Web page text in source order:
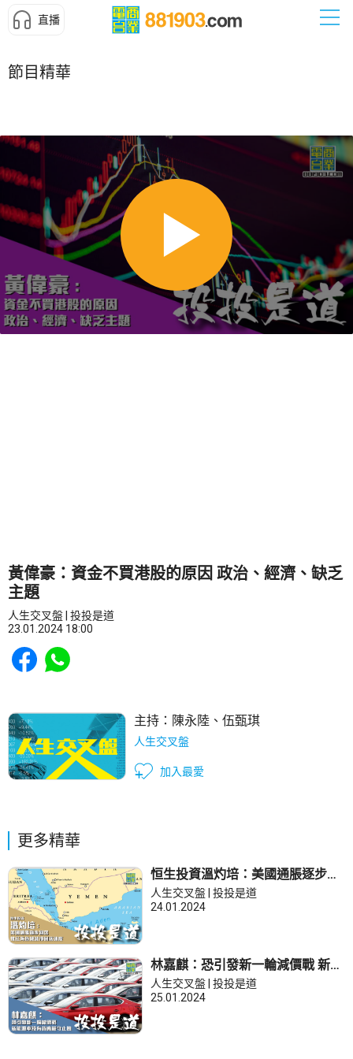
直播
節目精華
黃偉豪：資金不買港股的原因 政治、經濟、缺乏
主題
人生交叉盤 | 投投是道
23.01.2024 18:00
Share to Facebook
Share to WhatsApp
主持： 陳永陸 、 伍甄琪
人生交叉盤
加入最愛
更多精華
恒生投資溫灼培：美國通脹逐步回
落 惟紅海危機減慢回落速度
人生交叉盤 | 投投是道
24.01.2024
林嘉麒：恐引發新一輪減價戰 新能
源車股有貨應嚴守止蝕
人生交叉盤 | 投投是道
25.01.2024